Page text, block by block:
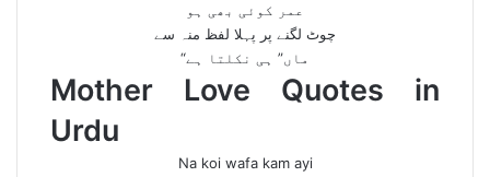
عمر کوئی بھی ہو
چوٹ لگنے پر پہلا لفظ منہ سے
“ماں” ہی نکلتا ہے
Mother Love Quotes in
Urdu
Na koi wafa kam ayi